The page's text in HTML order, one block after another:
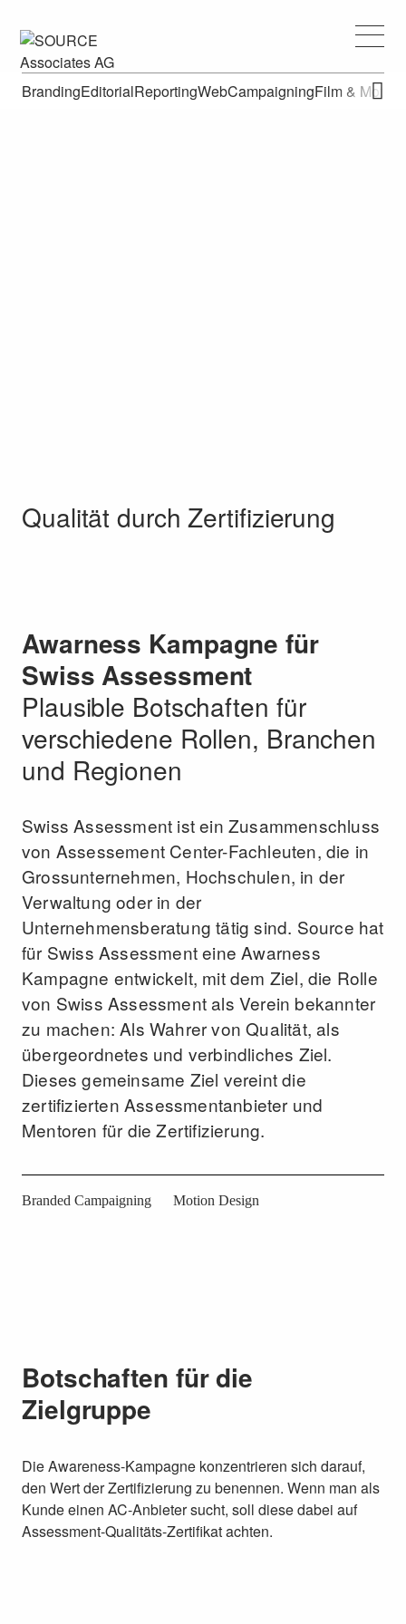
BrandingEditorialReportingWebCampaigningFilm & Motion
Qualität durch Zertifizierung
Awarness Kampagne für
Swiss Assessment
Plausible Botschaften für
verschiedene Rollen, Branchen
und Regionen
Branded Campaigning Motion Design
Swiss Assessment ist ein Zusammenschluss
von Assessement Center-Fachleuten, die in
Grossunternehmen, Hochschulen, in der
Verwaltung oder in der
Unternehmensberatung tätig sind. Source hat
für Swiss Assessment eine Awarness
Kampagne entwickelt, mit dem Ziel, die Rolle
von Swiss Assessment als Verein bekannter
zu machen: Als Wahrer von Qualität, als
übergeordnetes und verbindliches Ziel.
Dieses gemeinsame Ziel vereint die
zertifizierten Assessmentanbieter und
Mentoren für die Zertifizierung.
Botschaften für die
Zielgruppe
Die Awareness-Kampagne konzentrieren sich darauf,
den Wert der Zertifizierung zu benennen. Wenn man als
Kunde einen AC-Anbieter sucht, soll diese dabei auf
Assessment-Qualitäts-Zertifikat achten.